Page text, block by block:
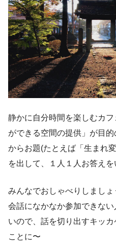
静かに自分時間を楽しむカ
ができる空間の提供」が目
からお題(たとえば「生まれ
を出して、１人１人お答えを
みんなでおしゃべりしまし
会話になかなか参加できな
いので、話を切り出すキッ
ことに〜